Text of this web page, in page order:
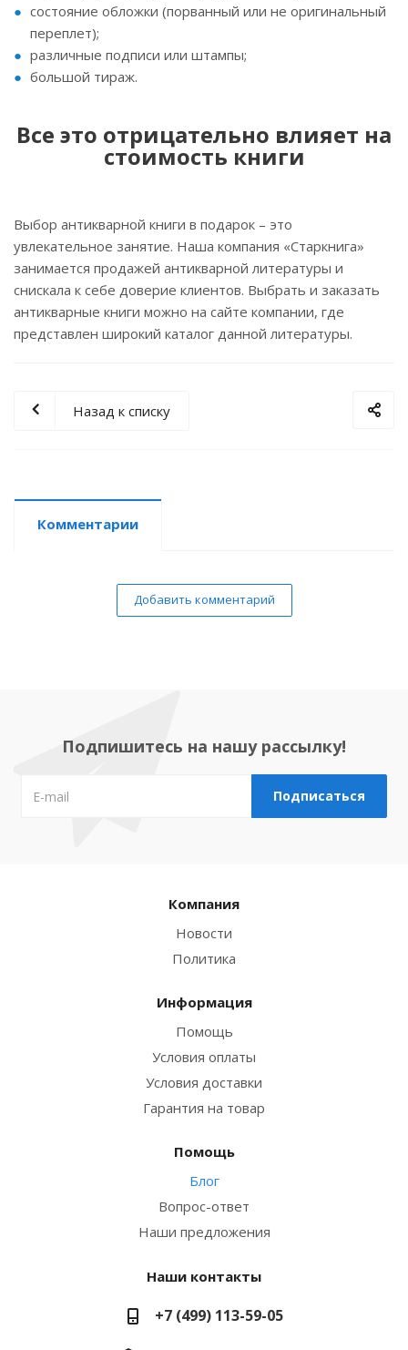
состояние обложки (порванный или не оригинальный
переплет);
различные подписи или штампы;
большой тираж.
Все это отрицательно влияет на
стоимость книги
Выбор антикварной книги в подарок – это
увлекательное занятие. Наша компания «Старкнига»
занимается продажей антикварной литературы и
снискала к себе доверие клиентов. Выбрать и заказать
антикварные книги можно на сайте компании, где
представлен широкий каталог данной литературы.
Назад к списку
Комментарии
Добавить комментарий
Подпишитесь на нашу рассылку!
Компания
Новости
Политика
Информация
Помощь
Условия оплаты
Условия доставки
Гарантия на товар
Помощь
Блог
Вопрос-ответ
Наши предложения
Наши контакты
+7 (499) 113-59-05